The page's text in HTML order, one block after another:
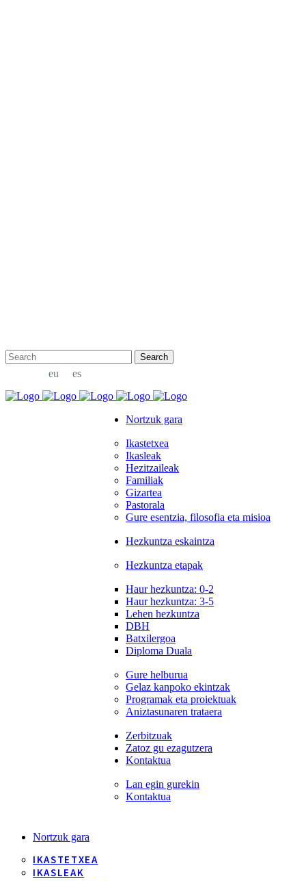
eu es
Nortzuk gara
Ikastetxea
Ikasleak
Hezitzaileak
Familiak
Gizartea
Pastorala
Gure esentzia, filosofia eta misioa
Hezkuntza eskaintza
Hezkuntza etapak
Haur hezkuntza: 0-2
Haur hezkuntza: 3-5
Lehen hezkuntza
DBH
Batxilergoa
Diploma Duala
Gure helburua
Gelaz kanpoko ekintzak
Programak eta proiektuak
Aniztasunaren trataera
Zerbitzuak
Zatoz gu ezagutzera
Kontaktua
Lan egin gurekin
Kontaktua
Nortzuk gara
IKASTETXEA
IKASLEAK